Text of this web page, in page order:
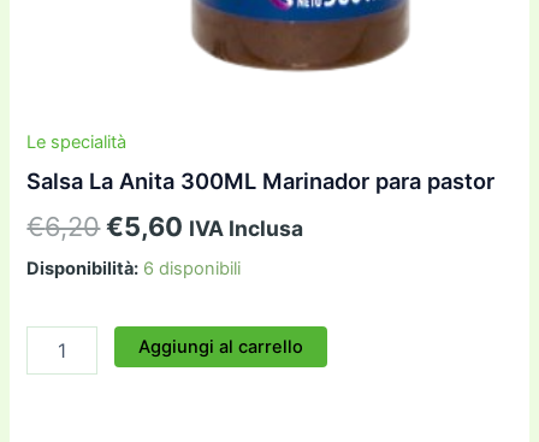
Le specialità
Salsa La Anita 300ML Marinador para pastor
€6,20Il
prezzo
era:
€5,60 Il
prezzo
è:
IVA Inclusa
Disponibilità: 6 disponibili
Aggiungi al carrello